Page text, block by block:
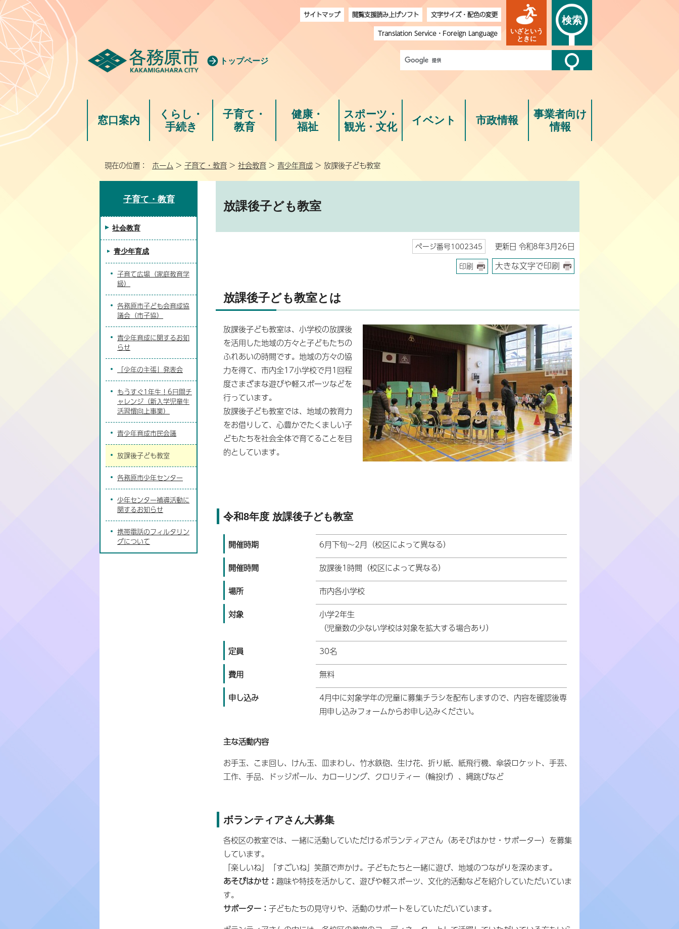
トップページ
サイトマップ 閲覧支援読み上げソフト
文字サイズ・配色の変更
Translation Service・ Foreign Language
いざという
ときに
検索
窓口案内
くらし・
手続き
子育て・
教育
健康・
福祉
スポーツ・
観光・文化
イベント 市政情報
事業者向け
情報
現在の位置： ホーム > 子育て・教育 > 社会教育 > 青少年育成 > 放課後子ども教室
放課後子ども教室
ページ番号1002345 更新日 令和8年3月26日
印刷 大きな文字で印刷
放課後子ども教室とは
放課後子ども教室は、小学校の放課後
を活用した地域の方々と子どもたちの
ふれあいの時間です。地域の方々の協
力を得て、市内全17小学校で月1回程
度さまざまな遊びや軽スポーツなどを
行っています。
放課後子ども教室では、地域の教育力
をお借りして、心豊かでたくましい子
どもたちを社会全体で育てることを目
的としています。
令和8年度 放課後子ども教室
開催時期
6月下旬～2月（校区によって異なる）
開催時間
放課後1時間（校区によって異なる）
場所
市内各小学校
対象
小学2年生
（児童数の少ない学校は対象を拡大する場合あり）
定員
30名
費用
無料
申し込み
4月中に対象学年の児童に募集チラシを配布しますので、内容を確認後専
用申し込みフォームからお申し込みください。
主な活動内容
お手玉、こま回し、けん玉、皿まわし、竹水鉄砲、生け花、折り紙、紙飛行機、傘袋ロケット、手芸、
工作、手品、ドッジボール、カローリング、クロリティー（輪投げ）、縄跳びなど
ボランティアさん大募集
各校区の教室では、一緒に活動していただけるボランティアさん（あそびはかせ・サポーター）を募集
しています。
「楽しいね」「すごいね」笑顔で声かけ。子どもたちと一緒に遊び、地域のつながりを深めます。
あそびはかせ： 趣味や特技を活かして、遊びや軽スポーツ、文化的活動などを紹介していただいていま
す。
サポーター： 子どもたちの見守りや、活動のサポートをしていただいています。
子育て・教育
社会教育
青少年育成
子育て広場（家庭教育学
級）
各務原市子ども会育成協
議会（市子協）
青少年育成に関するお知
らせ
「少年の主張」発表会
もうすぐ1年生！6日間チ
ャレンジ（新入学児童生
活習慣向上事業）
青少年育成市民会議
放課後子ども教室
各務原市少年センター
少年センター補導活動に
関するお知らせ
携帯電話のフィルタリン
グについて